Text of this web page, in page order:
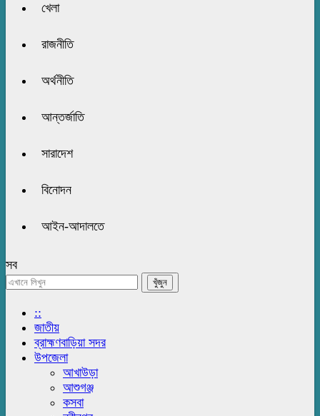
খেলা
রাজনীতি
অর্থনীতি
আন্তর্জাতি
সারাদেশ
বিনোদন
আইন-আদালতে
সব
::
জাতীয়
ব্রাহ্মণবাড়িয়া সদর
উপজেলা
আখাউড়া
আশুগঞ্জ
কসবা